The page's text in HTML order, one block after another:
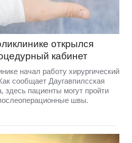
открылся
кабинет
начал работу хирургический
сообщает Даугавпилсская
здесь пациенты могут пройти
швы.